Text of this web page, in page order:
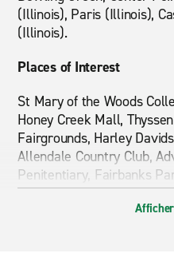
(Illinois), Paris (Illinois),
(Illinois).
Places of Interest
St Mary of the Woods
Honey Creek Mall,
Fairgrounds, Harley
Allendale Country Club,
Penitentiary, Fairbanks